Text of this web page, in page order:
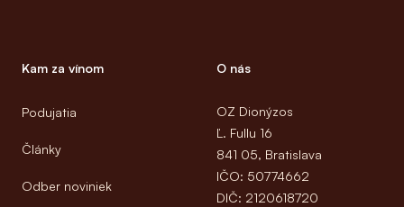
Kam za vínom
Podujatia
Články
Odber noviniek
O nás
OZ Dionýzos
Ľ. Fullu 16
841 05, Bratislava
IČO: 50774662
DIČ: 2120618720